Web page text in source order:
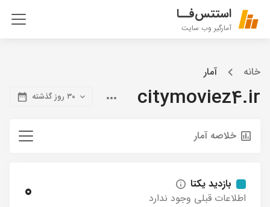
استتس‌فــا
آمارگیر وب سایت
خانه آمار
citymoviez4.ir ۳۰ روز گذشته
خلاصه آمار
بازدید یکتا
اطلاعات قبلی وجود ندارد
0